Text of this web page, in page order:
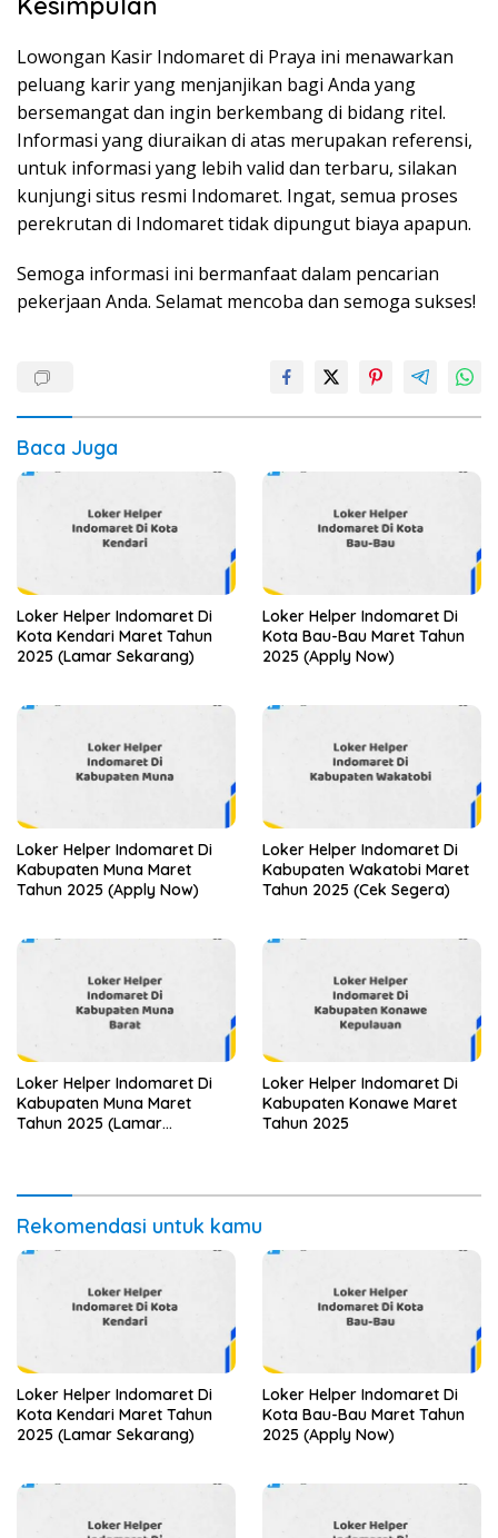
Lowongan Kasir Indomaret di Praya ini menawarkan
peluang karir yang menjanjikan bagi Anda yang
bersemangat dan ingin berkembang di bidang ritel.
Informasi yang diuraikan di atas merupakan referensi,
untuk informasi yang lebih valid dan terbaru, silakan
kunjungi situs resmi Indomaret. Ingat, semua proses
perekrutan di Indomaret tidak dipungut biaya apapun.
Semoga informasi ini bermanfaat dalam pencarian
pekerjaan Anda. Selamat mencoba dan semoga sukses!
Baca Juga
Loker Helper Indomaret Di
Kota Kendari Maret Tahun
2025 (Lamar Sekarang)
Loker Helper Indomaret Di
Kota Bau-Bau Maret Tahun
2025 (Apply Now)
Loker Helper Indomaret Di
Kabupaten Muna Maret
Tahun 2025 (Apply Now)
Loker Helper Indomaret Di
Kabupaten Wakatobi Maret
Tahun 2025 (Cek Segera)
Loker Helper Indomaret Di
Kabupaten Muna Maret
Tahun 2025 (Lamar
Loker Helper Indomaret Di
Kabupaten Konawe Maret
Tahun 2025
Rekomendasi untuk kamu
Loker Helper Indomaret Di
Kota Kendari Maret Tahun
2025 (Lamar Sekarang)
Loker Helper Indomaret Di
Kota Bau-Bau Maret Tahun
2025 (Apply Now)